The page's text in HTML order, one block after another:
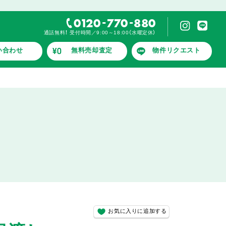
0120-770-880
通話無料！ 受付時間／9:00～18:00（水曜定休）
合わせ 無料売却査定 物件リクエスト
お気に入りに追加する